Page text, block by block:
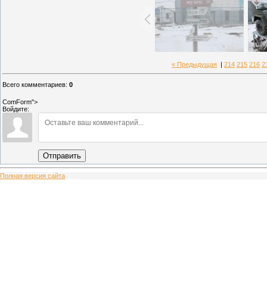
« Предыдущая 214 215 216
Всего комментариев: 0
ComForm">
Войдите:
Отправить
Полная версия сайта